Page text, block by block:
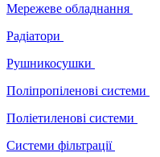
Мережеве обладнання
Радіатори
Рушникосушки
Поліпропіленові системи
Поліетиленові системи
Системи фільтрації